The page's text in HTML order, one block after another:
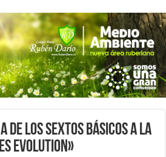
de los Sextos Básicos a la
Evolution»